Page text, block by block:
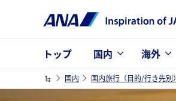
トップ 国内 海外
国内 国内旅行（目的/行き先別）